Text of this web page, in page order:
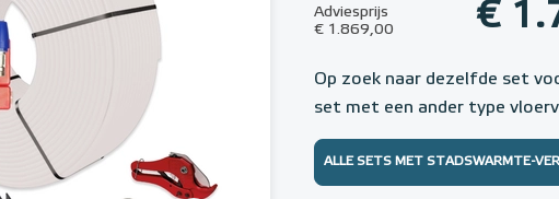
Adviesprijs
€ 1.869,00
€
Op zoek naar dezelfde set
set met een ander type
ALLE SETS MET STADSWARMTE-